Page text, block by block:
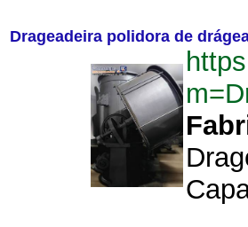
Drageadeira polidora de